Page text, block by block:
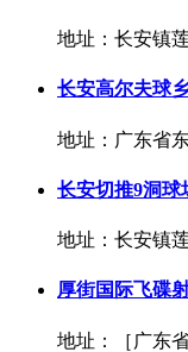
地址：长安镇
长安高尔夫球
地址：广东省
长安切推9洞球
地址：长安镇
厚街国际飞碟
地址：［广东